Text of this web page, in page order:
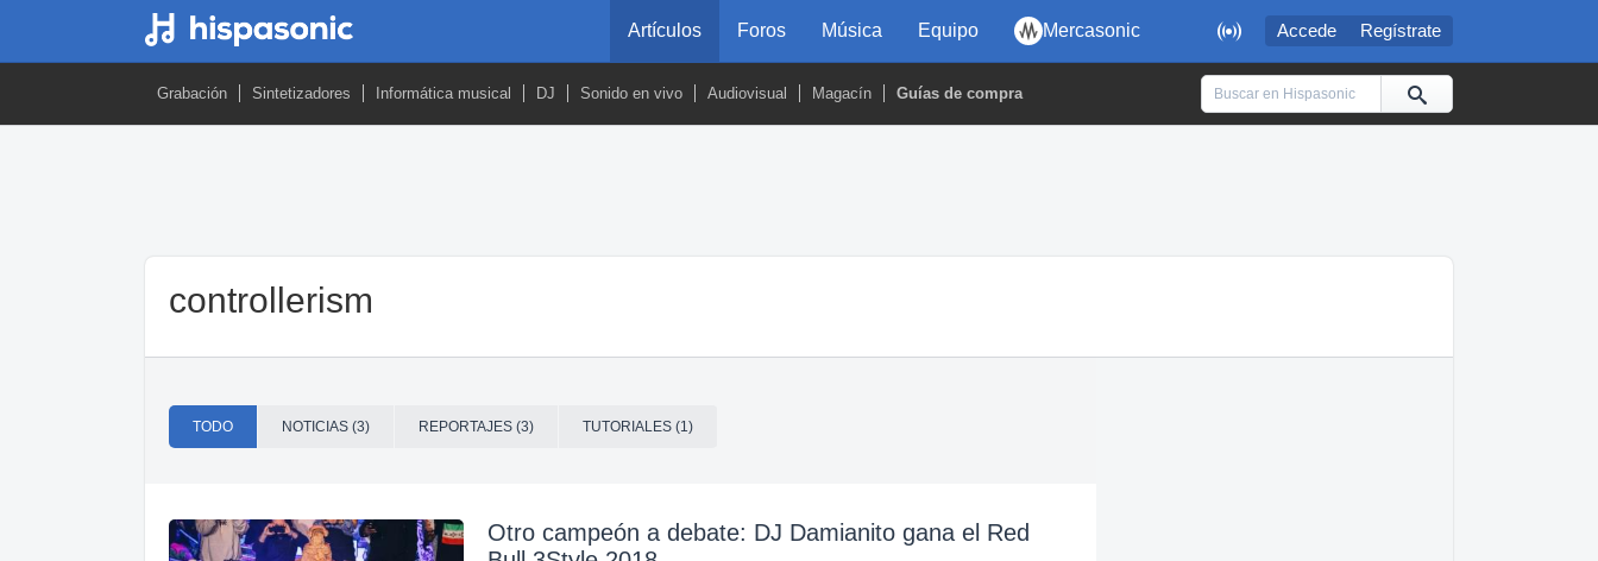
 Accede Regístrate
Artículos Foros Música Equipo Mercasonic
Grabación Sintetizadores Informática musical DJ Sonido en vivo Audiovisual Magacín Guías de compra
controllerism
TODO NOTICIAS (3) REPORTAJES (3) TUTORIALES (1)
Otro campeón a debate: DJ Damianito gana el Red